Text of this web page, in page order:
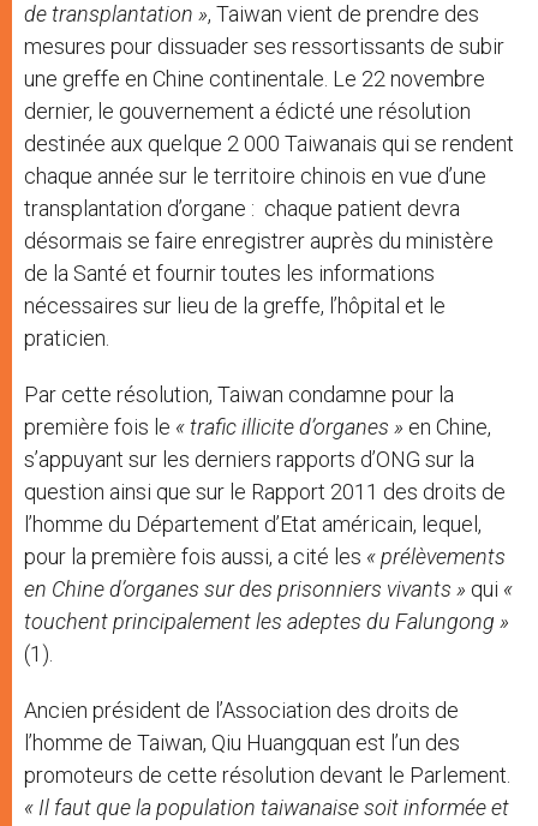
de transplantation », Taiwan vient de prendre des
mesures pour dissuader ses ressortissants de subir
une greffe en Chine continentale. Le 22 novembre
dernier, le gouvernement a édicté une résolution
destinée aux quelque 2 000 Taiwanais qui se rendent
chaque année sur le territoire chinois en vue d’une
transplantation d’organe : chaque patient devra
désormais se faire enregistrer auprès du ministère
de la Santé et fournir toutes les informations
nécessaires sur lieu de la greffe, l’hôpital et le
praticien.
Par cette résolution, Taiwan condamne pour la
première fois le « trafic illicite d’organes » en Chine,
s’appuyant sur les derniers rapports d’ONG sur la
question ainsi que sur le Rapport 2011 des droits de
l’homme du Département d’Etat américain, lequel,
pour la première fois aussi, a cité les « prélèvements
en Chine d’organes sur des prisonniers vivants » qui «
touchent principalement les adeptes du Falungong »
(1).
Ancien président de l’Association des droits de
l’homme de Taiwan, Qiu Huangquan est l’un des
promoteurs de cette résolution devant le Parlement.
« Il faut que la population taiwanaise soit informée et